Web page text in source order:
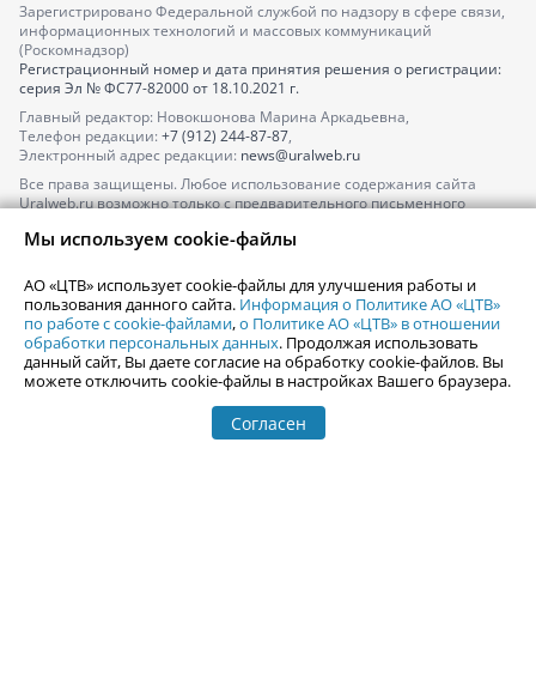
Зарегистрировано Федеральной службой по надзору в сфере связи,
информационных технологий и массовых коммуникаций
(Роскомнадзор)
Регистрационный номер и дата принятия решения о регистрации:
серия Эл № ФС77-82000от 18.10.2021 г.
Главный редактор: Новокшонова Марина Аркадьевна,
Телефон редакции: +7 (912) 244-87-87,
Электронный адрес редакции: news@uralweb.ru
Все права защищены. Любое использование содержания сайта
Uralweb.ru возможно только с предварительного письменного
По вопросам размещения рекламы обращайтесь по тел.
По вопросам размещения информации в разделе «Афиша»
afisha@uralweb.ru
Пользовательское соглашение на использование сайта
Политика АО «ЦТВ» в отношении обработки персональных данных
Мы используем cookie-файлы
АО «ЦТВ» использует cookie-файлы для улучшения работы и
пользования данного сайта. Информация о Политике АО «ЦТВ»
по работе с cookie-файлами,о Политике АО «ЦТВ» в отношении
обработки персональных данных. Продолжая использовать
данный сайт, Вы даете согласие на обработку cookie-файлов. Вы
можете отключить cookie-файлы в настройках Вашего браузера.
Согласен